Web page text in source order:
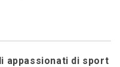
appassionati di sport